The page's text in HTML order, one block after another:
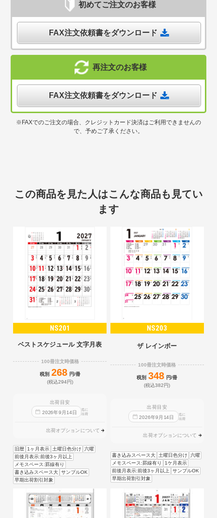
初めてご注文のお客様
FAX注文依頼書をダウンロード
再注文のお客様
FAX注文依頼書をダウンロード
※FAXでのご注文の場合、クレジットカード決済はご利用できませんの
で、予めご了承ください。
この商品を見た人はこんな商品も見てい
ます
NS201
ベストスケジュール 文字月表
100冊注文時価格
税別 268 円/冊
(税込294円)
出荷目安
2026年9 月 14日
迄に
出荷
出荷オプションについて
旧暦 1ヶ月表示 土曜日色分け
六曜
前後月表示:前後3ヶ月以上
メモスペース:罫線有り
書き込みスペース大 サンプルOK
早期出荷割引対象
NS203
ザ レインボー
100冊注文時価格
税別 348 円/冊
(税込382円)
出荷目安
2026年9 月 14日
迄に
出荷
出荷オプションについて
書き込みスペース大 土曜日色分け
六曜
メモスペース:罫線有り
1ケ月表示
前後月表示:前後3ヶ月以上
サンプルOK
早期出荷割引対象